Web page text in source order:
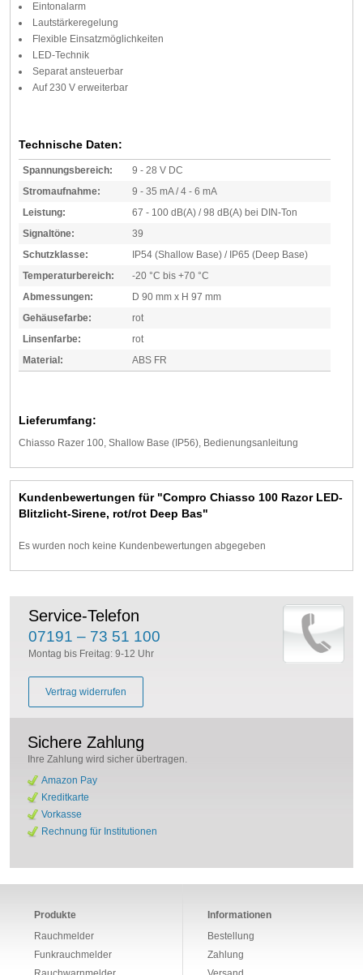
Eintonalarm
Lautstärkeregelung
Flexible Einsatzmöglichkeiten
LED-Technik
Separat ansteuerbar
Auf 230 V erweiterbar
Technische Daten:
Spannungsbereich:
9 - 28 V DC
Stromaufnahme:
9 - 35 mA / 4 - 6 mA
Leistung:
67 - 100 dB(A) / 98 dB(A) bei DIN-Ton
Signaltöne:
39
Schutzklasse:
IP54 (Shallow Base) / IP65 (Deep Base)
Temperaturbereich:
-20 °C bis +70 °C
Abmessungen:
D 90 mm x H 97 mm
Gehäusefarbe:
rot
Linsenfarbe:
rot
Material:
ABS FR
Lieferumfang:
Chiasso Razer 100, Shallow Base (IP56), Bedienungsanleitung
Kundenbewertungen für "Compro Chiasso 100 Razor LED-
Blitzlicht-Sirene, rot/rot Deep Bas"
Es wurden noch keine Kundenbewertungen abgegeben
Service-Telefon
07191 – 73 51 100
Montag bis Freitag: 9-12 Uhr
Vertrag widerrufen
Sichere Zahlung
Ihre Zahlung wird sicher übertragen.
Amazon Pay
Kreditkarte
Vorkasse
Rechnung für Institutionen
Produkte
Rauchmelder
Funkrauchmelder
Informationen
Bestellung
Zahlung